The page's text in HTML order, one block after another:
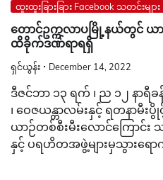
ထူးထူးခြားခြား Facebook သတင်းများ
တောင်ဥက္ကလာပမြို့နယ်တွင် ယ
ထိခိုက်ဒဏ်ရာရရှိ
ရှင်ယွန်း December 14, 2022
ဒီဇင်ဘာ ၁၃ ရက် ၊ ည ၁၂ နာ
၊ ဝေဇယန္တာလမ်းနှင့် ရတနာမီ
ယာဉ်တစ်စီးမီးလောင်ကြောင်
နှင့် ပရဟိတအဖွဲ့များမှသွားရော